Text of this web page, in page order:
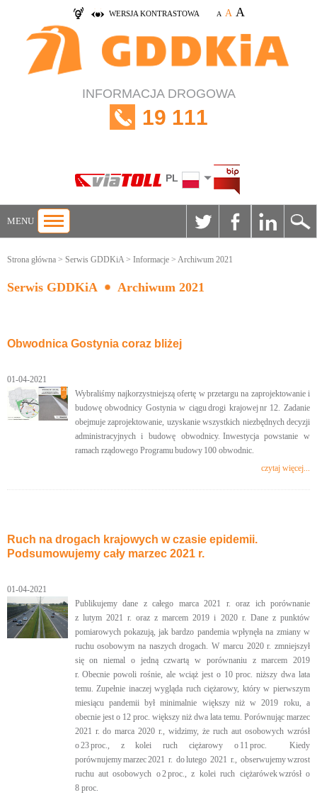
WERSJA KONTRASTOWA A A A
INFORMACJA DROGOWA
19 111
PL
MENU
Strona główna > Serwis GDDKiA> Informacje > Archiwum 2021
Serwis GDDKiA Archiwum 2021
Obwodnica Gostynia coraz bliżej
01-04-2021
Wybraliśmy najkorzystniejszą ofertę w przetargu na zaprojektowanie i
budowę obwodnicy Gostynia w ciągu drogi krajowej nr 12. Zadanie
obejmuje zaprojektowanie, uzyskanie wszystkich niezbędnych decyzji
administracyjnych i budowę obwodnicy. Inwestycja powstanie w
ramach rządowego Programu budowy 100 obwodnic.
czytaj więcej...
Ruch na drogach krajowych w czasie epidemii.
Podsumowujemy cały marzec 2021 r.
01-04-2021
Publikujemy dane z całego marca 2021 r. oraz ich porównanie
z lutym 2021 r. oraz z marcem 2019 i 2020 r. Dane z punktów
pomiarowych pokazują, jak bardzo pandemia wpłynęła na zmiany w
ruchu osobowym na naszych drogach. W marcu 2020 r. zmniejszył
się on niemal o jedną czwartą w porównaniu z marcem 2019
r. Obecnie powoli rośnie, ale wciąż jest o 10 proc. niższy dwa lata
temu. Zupełnie inaczej wygląda ruch ciężarowy, który w pierwszym
miesiącu pandemii był minimalnie większy niż w 2019 roku, a
obecnie jest o 12 proc. większy niż dwa lata temu. Porównując marzec
2021 r. do marca 2020 r., widzimy, że ruch aut osobowych wzrósł
o 23 proc., z kolei ruch ciężarowy o 11 proc. Kiedy
porównujemy marzec 2021 r. do lutego 2021 r., obserwujemy wzrost
ruchu aut osobowych o 2 proc., z kolei ruch ciężarówek wzrósł o
8 proc.